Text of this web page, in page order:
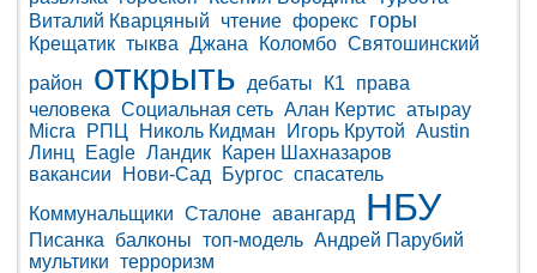
Виталий Кварцяный
чтение форекс горы
Крещатик тыква Джана Коломбо Святошинский
район
открыть дебаты К1
права
человека Социальная сеть Алан Кертис атырау
Micra
РПЦ Николь Кидман Игорь Крутой Austin
Линц
Eagle Ландик
Карен Шахназаров
вакансии
Нови-Сад Бургос спасатель
Коммунальщики Сталоне авангард НБУ
Писанка балконы топ-модель Андрей Парубий
мультики терроризм